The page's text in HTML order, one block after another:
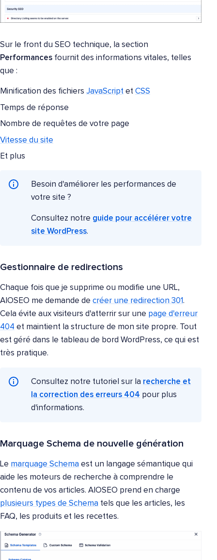
Sur le front du SEO technique, la section
Performances fournit des informations vitales, telles
que :
Minification des fichiers JavaScript et CSS
Temps de réponse
Nombre de requêtes de votre page
Vitesse du site
Et plus
Besoin d'améliorer les performances de
votre site ?
Consultez notre guide pour accélérer votre
site WordPress.
Gestionnaire de redirections
Chaque fois que je supprime ou modifie une URL,
AIOSEO me demande de créer une redirection 301.
Cela évite aux visiteurs d'atterrir sur une page d'erreur
404 et maintient la structure de mon site propre. Tout
est géré dans le tableau de bord WordPress, ce qui est
très pratique.
Consultez notre tutoriel sur la recherche et
la correction des erreurs 404 pour plus
d'informations.
Marquage Schema de nouvelle génération
Le marquage Schema est un langage sémantique qui
aide les moteurs de recherche à comprendre le
contenu de vos articles. AIOSEO prend en charge
plusieurs types de Schema tels que les articles, les
FAQ, les produits et les recettes.